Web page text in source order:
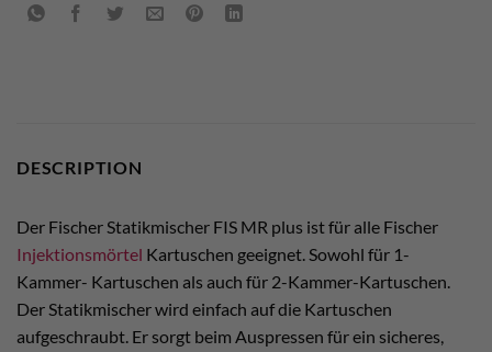
DESCRIPTION
Der Fischer Statikmischer FIS MR plus ist für alle Fischer
Injektionsmörtel Kartuschen geeignet. Sowohl für 1-
Kammer- Kartuschen als auch für 2-Kammer-Kartuschen.
Der Statikmischer wird einfach auf die Kartuschen
aufgeschraubt. Er sorgt beim Auspressen für ein sicheres,